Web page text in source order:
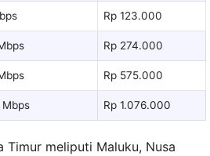
Rp 123.000
Rp 274.000
Rp 575.000
Mbps Rp 1.076.000
Timur meliputi Maluku, Nusa